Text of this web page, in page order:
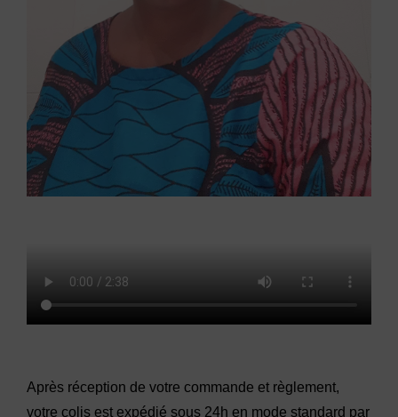
Après réception de votre commande et règlement,
votre colis est expédié sous 24h en mode standard par